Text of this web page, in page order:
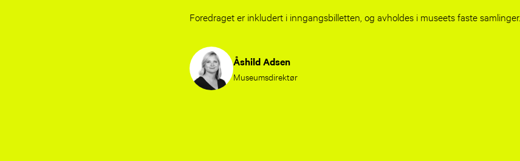
Foredraget er inkludert i inngangsbilletten, og avholdes i museets faste samlinger.
Åshild Adsen
Museumsdirektør